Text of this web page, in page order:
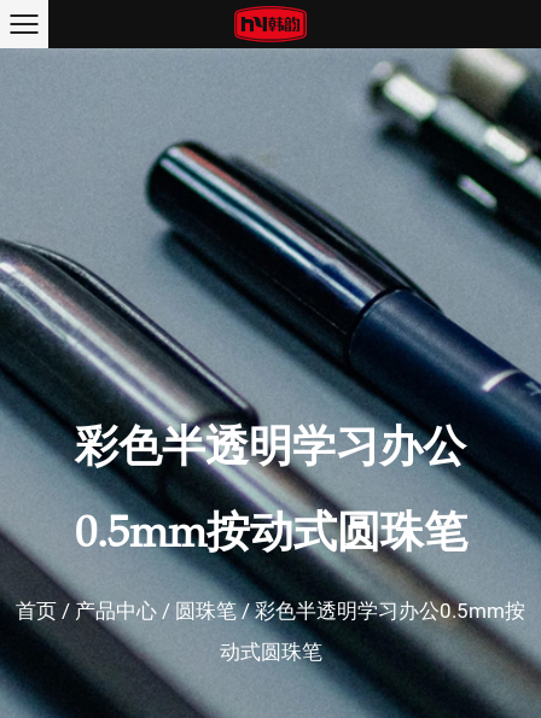
彩色半透明学习办公
0.5mm按动式圆珠笔
首页 / 产品中心 / 圆珠笔/彩色半透明学习办公0.5mm按
动式圆珠笔